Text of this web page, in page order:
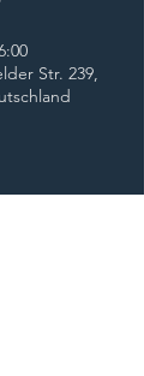
Str. 239,